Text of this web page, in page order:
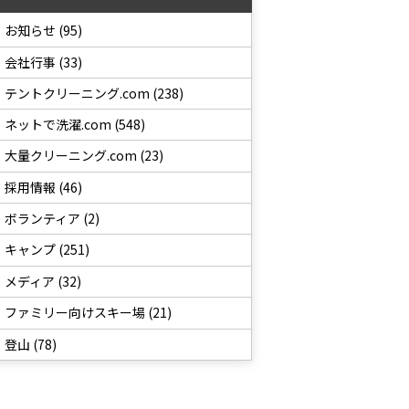
お知らせ (95)
会社行事 (33)
テントクリーニング.com (238)
ネットで洗濯.com (548)
大量クリーニング.com (23)
採用情報 (46)
ボランティア (2)
キャンプ (251)
メディア (32)
ファミリー向けスキー場 (21)
登山 (78)